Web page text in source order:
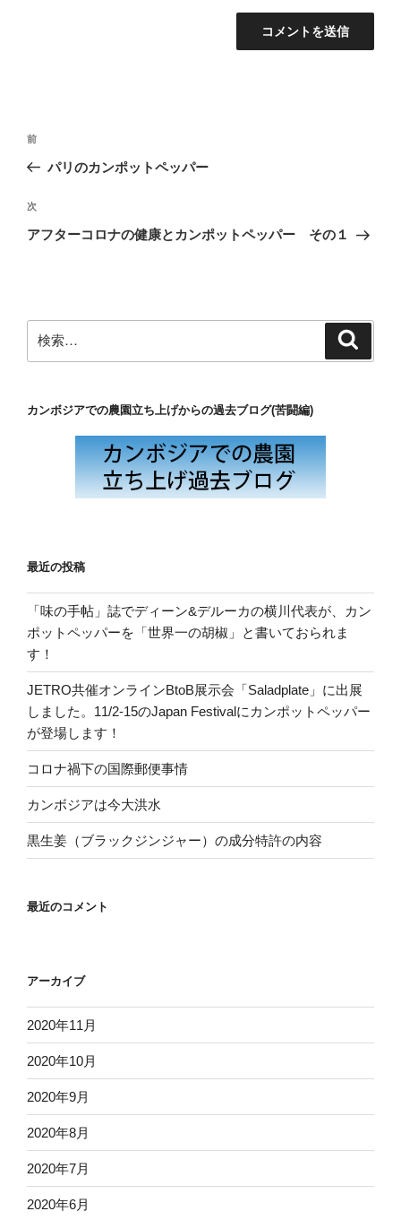
投
ビ
ゲ
ン
前
の
稿
前
パリのカンポットペッパー
次
の
次
アフターコロナの健康とカンポットペッパー その１
索:
カンボジアでの農園立ち上げからの過去ブログ(苦闘編)
最近の投稿
「味の手帖」誌でディーン&デルーカの横川代表が、カン
ポットペッパーを「世界一の胡椒」と書いておられま
す！
JETRO共催オンラインBtoB展示会「Saladplate」に出展
しました。11/2-15のJapan Festivalにカンポットペッパー
が登場します！
コロナ禍下の国際郵便事情
カンボジアは今大洪水
黒生姜（ブラックジンジャー）の成分特許の内容
最近のコメント
アーカイブ
2020年11月
2020年10月
2020年9月
2020年8月
2020年7月
2020年6月